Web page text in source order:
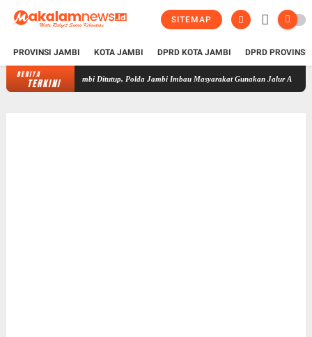
SITEMAP
PROVINSI JAMBI KOTA JAMBI DPRD KOTA JAMBI DPRD
BERITA
TERKINIPresisi Merdeka Run 2026 Besok Sejumlah Jalan di Kota Jambi Ditutup,